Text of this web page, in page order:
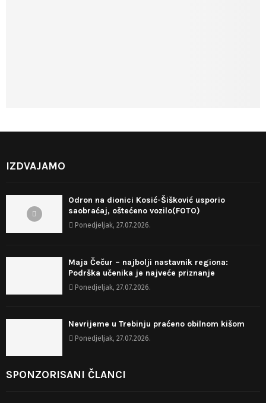
IZDVAJAMO
Odron na dionici Kosić-Šišković usporio
saobraćaj, oštećeno vozilo(FOTO)
Ponedjeljak, 27.07.2026.
Maja Čečur – najbolji nastavnik regiona:
Podrška učenika je najveće priznanje
Ponedjeljak, 27.07.2026.
Nevrijeme u Trebinju praćeno obilnom kišom
Ponedjeljak, 27.07.2026.
SPONZORISANI ČLANCI